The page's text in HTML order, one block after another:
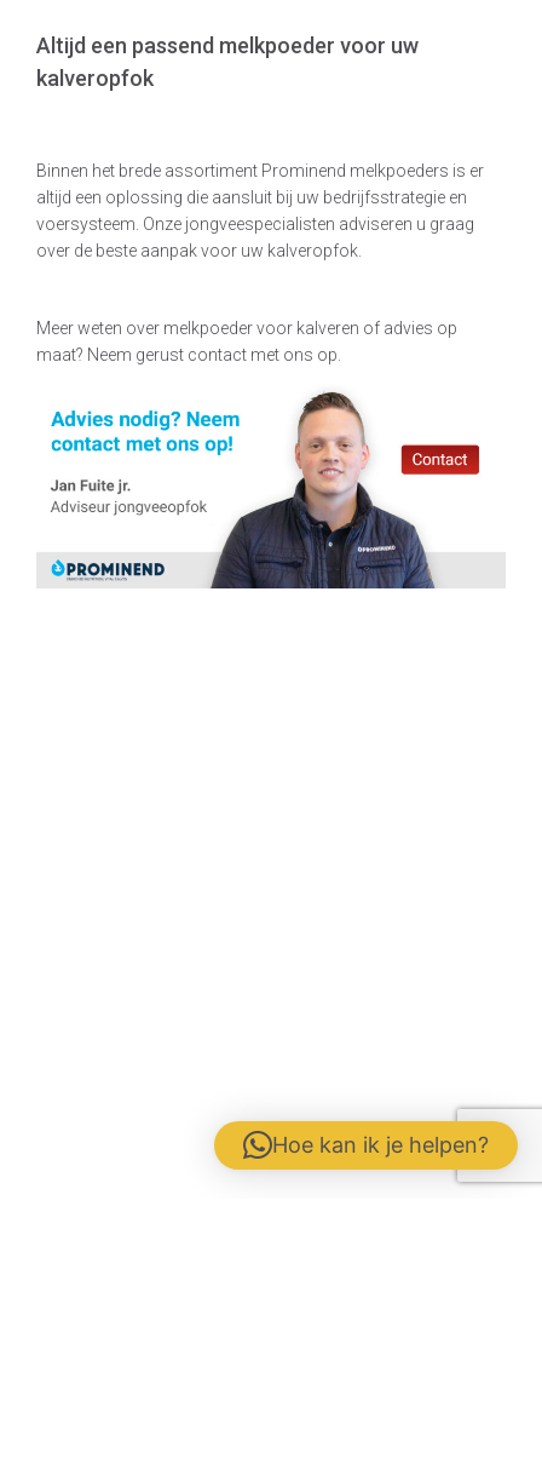
Altijd een passend melkpoeder voor uw
kalveropfok
Binnen het brede assortiment Prominend melkpoeders is er
altijd een oplossing die aansluit bij uw bedrijfsstrategie en
voersysteem. Onze jongveespecialisten adviseren u graag
over de beste aanpak voor uw kalveropfok.
Meer weten over melkpoeder voor kalveren of advies op
maat? Neem gerust contact met ons op.
Hoe kan ik je helpen?